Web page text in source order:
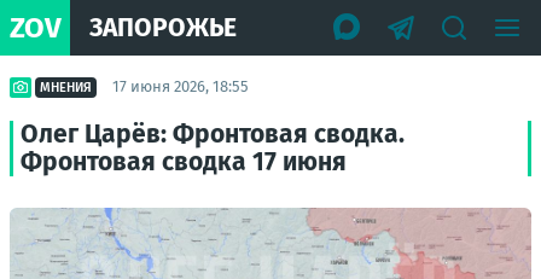
ZOV ЗАПОРОЖЬЕ
МНЕНИЯ 17 июня 2026, 18:55
Олег Царёв: Фронтовая сводка.
Фронтовая сводка 17 июня